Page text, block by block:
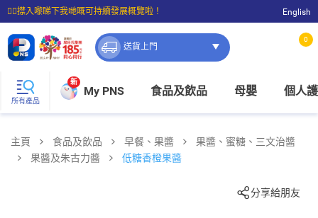
☝🏼㩒入嚟睇下我哋嘅可持續發展概覽啦！
⭐購物滿$399即享免費送貨；滿$100即可免費店取。
English
送貨上門
0
所有產品
新
My PNS 食品及飲品 母嬰 個人
主頁 食品及飲品 早餐、果醬
果醬、蜜糖、三文治醬
果醬及朱古力醬
低糖香橙果醬
分享給朋友